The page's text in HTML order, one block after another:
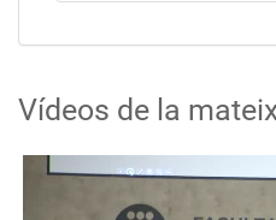
Vídeos de la